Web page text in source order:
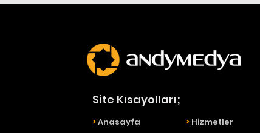
Site Kısayolları;
>Anasayfa
> Hizmetler